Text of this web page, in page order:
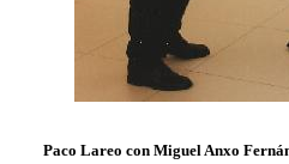
Paco Lareo con Miguel Anxo